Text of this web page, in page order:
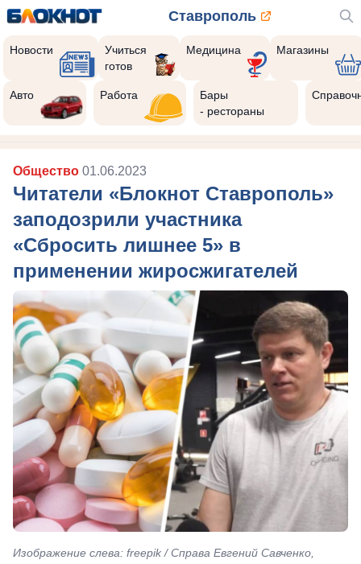
Ставрополь
Новости
Учиться
готов
Медицина Магазины
Авто Работа
Бары
- рестораны
Общество 01.06.2023
Читатели «Блокнот Ставрополь»
заподозрили участника
«Сбросить лишнее 5» в
применении жиросжигателей
Изображение слева: freepik / Справа Евгений Савченко,